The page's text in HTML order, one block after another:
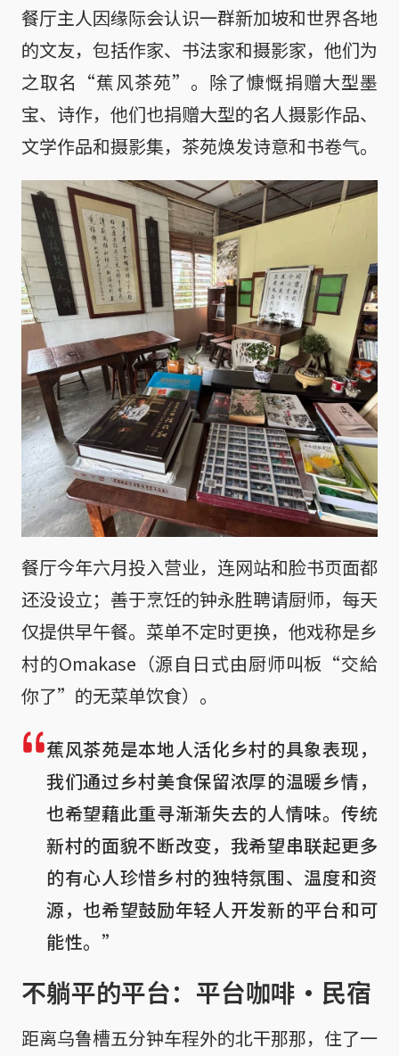
餐厅主人因缘际会认识一群新加坡和世界各地
的文友，包括作家、书法家和摄影家，他们为
之取名“蕉风茶苑”。除了慷慨捐赠大型墨
宝、诗作，他们也捐赠大型的名人摄影作品、
文学作品和摄影集，茶苑焕发诗意和书卷气。
餐厅今年六月投入营业，连网站和脸书页面都
还没设立；善于烹饪的钟永胜聘请厨师，每天
仅提供早午餐。菜单不定时更换，他戏称是乡
村的Omakase（源自日式由厨师叫板“交給
你了”的无菜单饮食）。
蕉风茶苑是本地人活化乡村的具象表现，
我们通过乡村美食保留浓厚的温暖乡情，
也希望藉此重寻渐渐失去的人情味。传统
新村的面貌不断改变，我希望串联起更多
的有心人珍惜乡村的独特氛围、温度和资
源，也希望鼓励年轻人开发新的平台和可
能性。”
不躺平的平台：平台咖啡·民宿
距离乌鲁槽五分钟车程外的北干那那，住了一